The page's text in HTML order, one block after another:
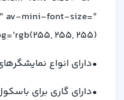
av-mini-font-size=”
255, 255)’]
•دارای انواع
•دارای گاری برای